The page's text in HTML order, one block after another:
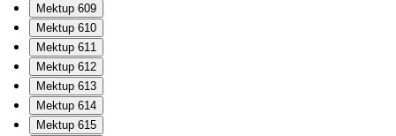
Mektup 609
Mektup 610
Mektup 611
Mektup 612
Mektup 613
Mektup 614
Mektup 615